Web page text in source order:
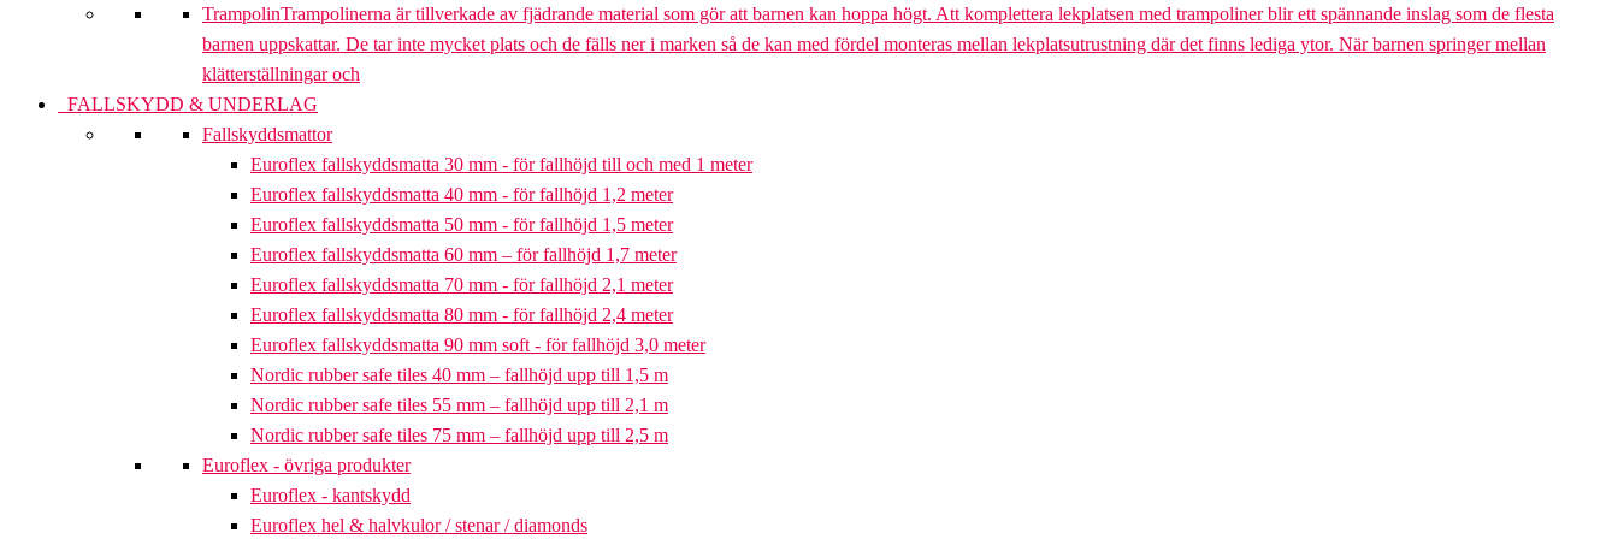
TrampolinTrampolinerna är tillverkade av fjädrande material som gör att barnen kan hoppa högt. Att komplettera lekplatsen med trampoliner blir ett spännande inslag som de flesta
barnen uppskattar. De tar inte mycket plats och de fälls ner i marken så de kan med fördel monteras mellan lekplatsutrustning där det finns lediga ytor. När barnen springer mellan
klätterställningar och
FALLSKYDD & UNDERLAG
Fallskyddsmattor
Euroflex fallskyddsmatta 30 mm - för fallhöjd till och med 1 meter
Euroflex fallskyddsmatta 40 mm - för fallhöjd 1,2 meter
Euroflex fallskyddsmatta 50 mm - för fallhöjd 1,5 meter
Euroflex fallskyddsmatta 60 mm – för fallhöjd 1,7 meter
Euroflex fallskyddsmatta 70 mm - för fallhöjd 2,1 meter
Euroflex fallskyddsmatta 80 mm - för fallhöjd 2,4 meter
Euroflex fallskyddsmatta 90 mm soft - för fallhöjd 3,0 meter
Nordic rubber safe tiles 40 mm – fallhöjd upp till 1,5 m
Nordic rubber safe tiles 55 mm – fallhöjd upp till 2,1 m
Nordic rubber safe tiles 75 mm – fallhöjd upp till 2,5 m
Euroflex - övriga produkter
Euroflex - kantskydd
Euroflex hel & halvkulor / stenar / diamonds